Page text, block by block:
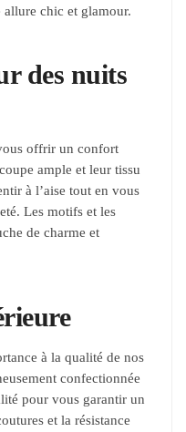
chic et glamour.
des nuits
offrir un confort
ample et leur tissu
à l’aise tout en vous
Les motifs et les
de charme et
à la qualité de nos
confectionnée
pour vous garantir un
et la résistance